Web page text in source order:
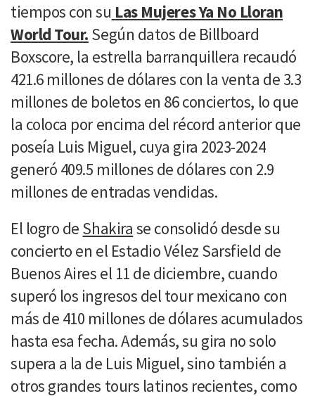
tiempos con su Las Mujeres Ya No Lloran
World Tour. Según datos de Billboard
Boxscore, la estrella barranquillera recaudó
421.6 millones de dólares con la venta de 3.3
millones de boletos en 86 conciertos, lo que
la coloca por encima del récord anterior que
poseía Luis Miguel, cuya gira 2023-2024
generó 409.5 millones de dólares con 2.9
millones de entradas vendidas.
El logro de Shakira se consolidó desde su
concierto en el Estadio Vélez Sarsfield de
Buenos Aires el 11 de diciembre, cuando
superó los ingresos del tour mexicano con
más de 410 millones de dólares acumulados
hasta esa fecha. Además, su gira no solo
supera a la de Luis Miguel, sino también a
otros grandes tours latinos recientes, como